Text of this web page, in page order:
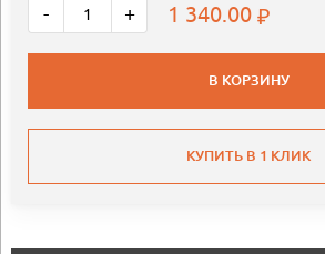
- + 1 340.00
В КОРЗИНУ
КУПИТЬ В 1 КЛИК